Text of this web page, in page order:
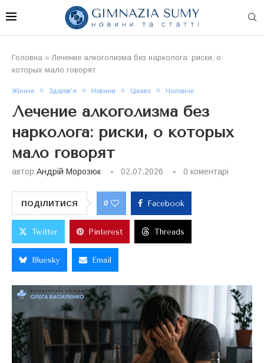
Головна » Лечение алкоголизма без нарколога: риски, о
которых мало говорят
Жіноче Здоров'я Новини Цікаве Чоловіче
Лечение алкоголизма без
нарколога: риски, о которых
мало говорят
автор Андрій Морозюк 02.07.2026 0 коментарі
ПОДІЛИТИСЯ 0 Facebook
Twitter Pinterest Threads
Bluesky Email